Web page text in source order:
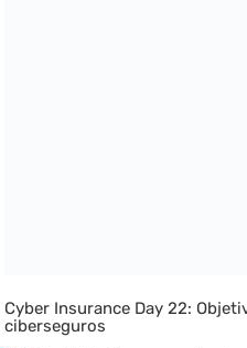
Cyber Insurance Day 22:
ciberseguros